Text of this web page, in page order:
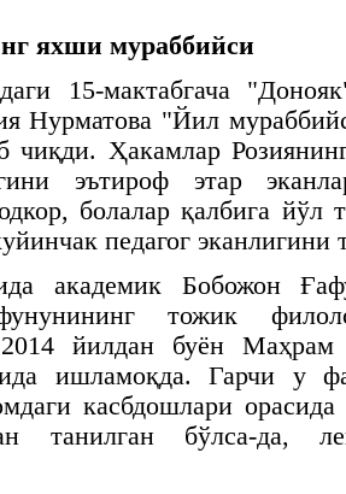
яхши мураббийси
15-мактабгача
Нурматова "Йил
чиқди. Ҳакамлар
эътироф этар
болалар қалбига йўл
педагог эканлигини
академик Бобожон
тожик
йилдан буён Маҳрам
ишламоқда. Гарчи у
касбдошлари
танилган бўлса-да,